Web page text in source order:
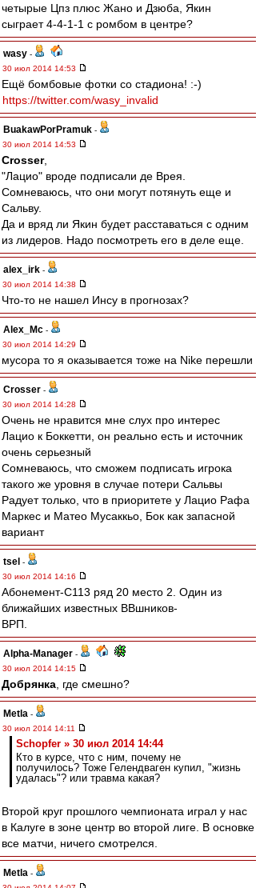
четырые Цпз плюс Жано и Дзюба, Якин
сыграет 4-4-1-1 с ромбом в центре?
wasy -
30 июл 2014 14:53
Ещё бомбовые фотки со стадиона! :-)
https://twitter.com/wasy_invalid
BuakawPorPramuk -
30 июл 2014 14:53
Crosser,
"Лацио" вроде подписали де Врея.
Сомневаюсь, что они могут потянуть еще и
Сальву.
Да и вряд ли Якин будет расставаться с одним
из лидеров. Надо посмотреть его в деле еще.
alex_irk -
30 июл 2014 14:38
Что-то не нашел Инсу в прогнозах?
Alex_Mc -
30 июл 2014 14:29
мусора то я оказывается тоже на Nike перешли
Crosser -
30 июл 2014 14:28
Очень не нравится мне слух про интерес
Лацио к Боккетти, он реально есть и источник
очень серьезный
Сомневаюсь, что сможем подписать игрока
такого же уровня в случае потери Сальвы
Радует только, что в приоритете у Лацио Рафа
Маркес и Матео Мусаккьо, Бок как запасной
вариант
tsel -
30 июл 2014 14:16
Абонемент-С113 ряд 20 место 2. Один из
ближайших известных ВВшников-
ВРП.
Alpha-Manager -
30 июл 2014 14:15
Добрянка , где смешно?
Metla -
30 июл 2014 14:11
Schopfer » 30 июл 2014 14:44
Кто в курсе, что с ним, почему не
получилось? Тоже Гелендваген купил, "жизнь
удалась"? или травма какая?
Второй круг прошлого чемпионата играл у нас
в Калуге в зоне центр во второй лиге. В основке
все матчи, ничего смотрелся.
Metla -